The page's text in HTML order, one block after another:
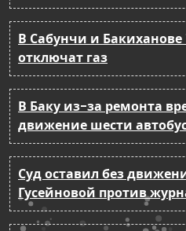
В Сабунчи и Бакиханове
отключат газ
В Баку из-за ремонта
движение шести
Суд оставил без
Гусейновой против